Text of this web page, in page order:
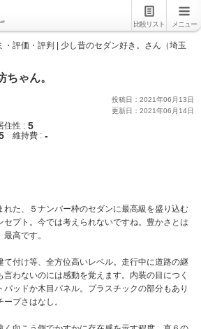
比較リスト メニュー
・評価・評判 | 少し昔のセダン好き。さん（埼玉
ちゃん。
投稿日： 2021年06 月 13日
更新日： 2021年06 月 14日
住性 : 5
維持費 : -
た、５ナンバー枠のセダンに最高級を盛り込む
セプト。今では考えられないですね。豊かさとは
高です。
付け等、全方位高いレベル。走行中に道路の継
言わないのには感動を覚えます。内装の目につく
ッドか木目パネル。プラスチックの部分もあり
プさはなし。